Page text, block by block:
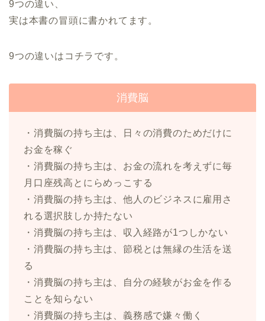
9つの違い、
実は本書の冒頭に書かれてます。
9つの違いはコチラです。
消費脳
・消費脳の持ち主は、日々の消費のためだけに
お金を稼ぐ
・消費脳の持ち主は、お金の流れを考えずに毎
月口座残高とにらめっこする
・消費脳の持ち主は、他人のビジネスに雇用さ
れる選択肢しか持たない
・消費脳の持ち主は、収入経路が1つしかない
・消費脳の持ち主は、節税とは無縁の生活を送
る
・消費脳の持ち主は、自分の経験がお金を作る
ことを知らない
・消費脳の持ち主は、義務感で嫌々働く